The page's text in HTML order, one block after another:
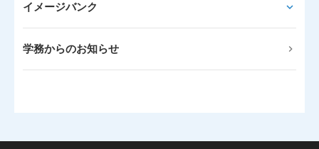
イメージバンク
学務からのお知らせ